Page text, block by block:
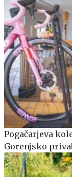
Pogačarjeva
Gorenjsko